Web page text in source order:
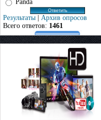
Panda
Результаты | Архив опросов
Всего ответов: 1461